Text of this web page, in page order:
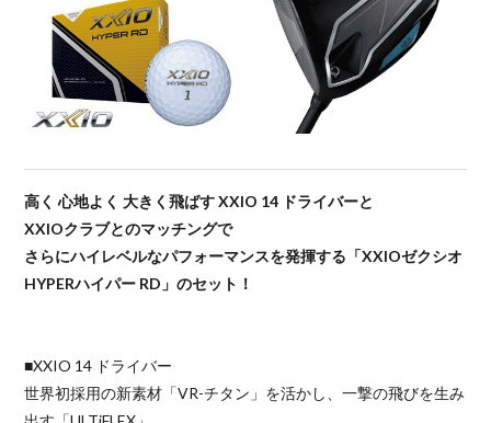
高く 心地よく 大きく飛ばす XXIO 14 ドライバーと
XXIOクラブとのマッチングで
さらにハイレベルなパフォーマンスを発揮する「XXIOゼクシオ
HYPERハイパー RD」のセット！
■XXIO 14 ドライバー
世界初採用の新素材「VR-チタン」を活かし、一撃の飛びを生み